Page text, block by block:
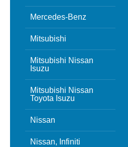
Mercedes-Benz
Mitsubishi
Mitsubishi Nissan
Isuzu
Mitsubishi Nissan
Toyota Isuzu
Nissan
Nissan, Infiniti